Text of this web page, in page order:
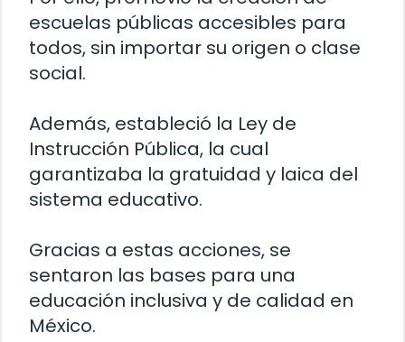
escuelas públicas accesibles para
todos, sin importar su origen o clase
social.
Además, estableció la Ley de
Instrucción Pública, la cual
garantizaba la gratuidad y laica del
sistema educativo.
Gracias a estas acciones, se
sentaron las bases para una
educación inclusiva y de calidad en
México.